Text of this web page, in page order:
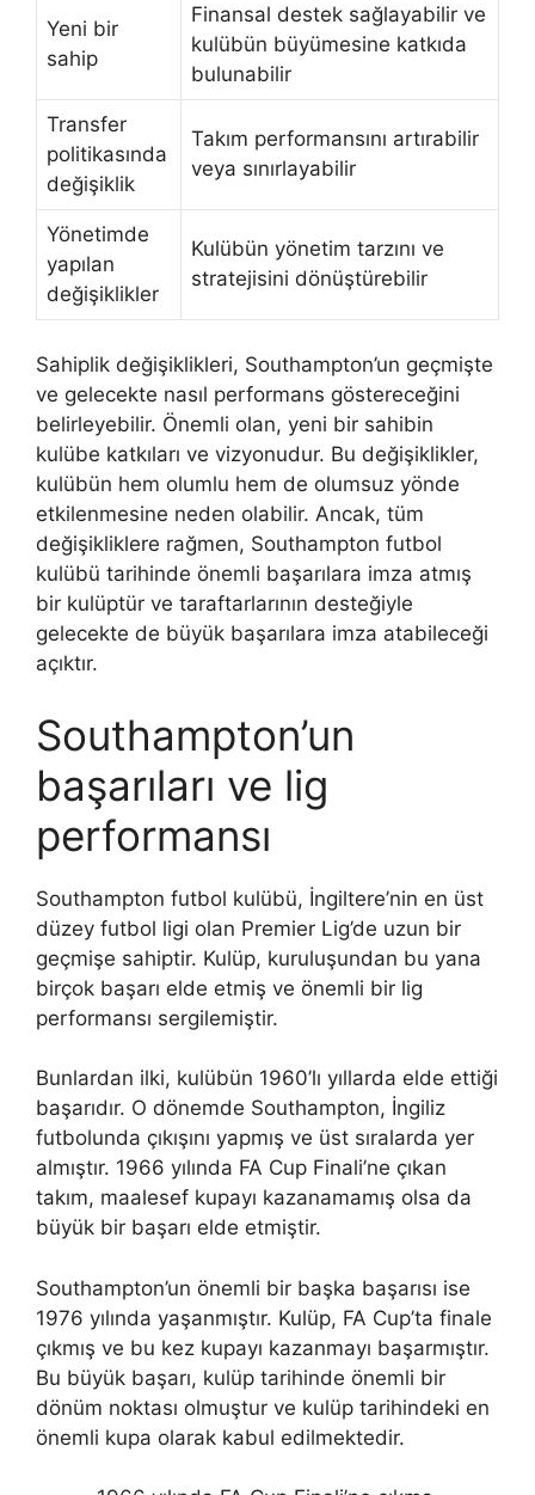
Yeni bir
sahip
Finansal destek sağlayabilir ve
kulübün büyümesine katkıda
bulunabilir
Transfer
politikasında
değişiklik
Takım performansını artırabilir
veya sınırlayabilir
Yönetimde
yapılan
değişiklikler
Kulübün yönetim tarzını ve
stratejisini dönüştürebilir
Sahiplik değişiklikleri, Southampton’un geçmişte
ve gelecekte nasıl performans göstereceğini
belirleyebilir. Önemli olan, yeni bir sahibin
kulübe katkıları ve vizyonudur. Bu değişiklikler,
kulübün hem olumlu hem de olumsuz yönde
etkilenmesine neden olabilir. Ancak, tüm
değişikliklere rağmen, Southampton futbol
kulübü tarihinde önemli başarılara imza atmış
bir kulüptür ve taraftarlarının desteğiyle
gelecekte de büyük başarılara imza atabileceği
açıktır.
Southampton’un
başarıları ve lig
performansı
Southampton futbol kulübü, İngiltere’nin en üst
düzey futbol ligi olan Premier Lig’de uzun bir
geçmişe sahiptir. Kulüp, kuruluşundan bu yana
birçok başarı elde etmiş ve önemli bir lig
performansı sergilemiştir.
Bunlardan ilki, kulübün 1960’lı yıllarda elde ettiği
başarıdır. O dönemde Southampton, İngiliz
futbolunda çıkışını yapmış ve üst sıralarda yer
almıştır. 1966 yılında FA Cup Finali’ne çıkan
takım, maalesef kupayı kazanamamış olsa da
büyük bir başarı elde etmiştir.
Southampton’un önemli bir başka başarısı ise
1976 yılında yaşanmıştır. Kulüp, FA Cup’ta finale
çıkmış ve bu kez kupayı kazanmayı başarmıştır.
Bu büyük başarı, kulüp tarihinde önemli bir
dönüm noktası olmuştur ve kulüp tarihindeki en
önemli kupa olarak kabul edilmektedir.